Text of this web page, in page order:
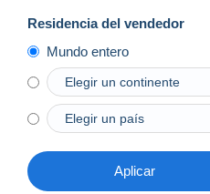
Residencia del vendedor
Mundo entero
Aplicar